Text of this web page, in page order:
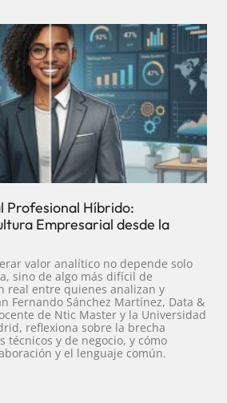
Profesional Híbrido:
Empresarial desde la
valor analítico no depende solo
sino de algo más difícil de
real entre quienes analizan y
Fernando Sánchez Martínez, Data &
de Ntic Master y la Universidad
reflexiona sobre la brecha
técnicos y de negocio, y cómo
y el lenguaje común.